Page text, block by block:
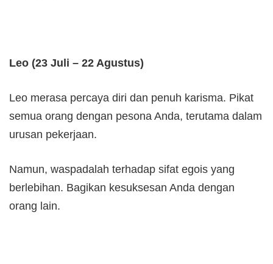
Leo (23 Juli – 22 Agustus)
Leo merasa percaya diri dan penuh karisma. Pikat
semua orang dengan pesona Anda, terutama dalam
urusan pekerjaan.
Namun, waspadalah terhadap sifat egois yang
berlebihan. Bagikan kesuksesan Anda dengan
orang lain.